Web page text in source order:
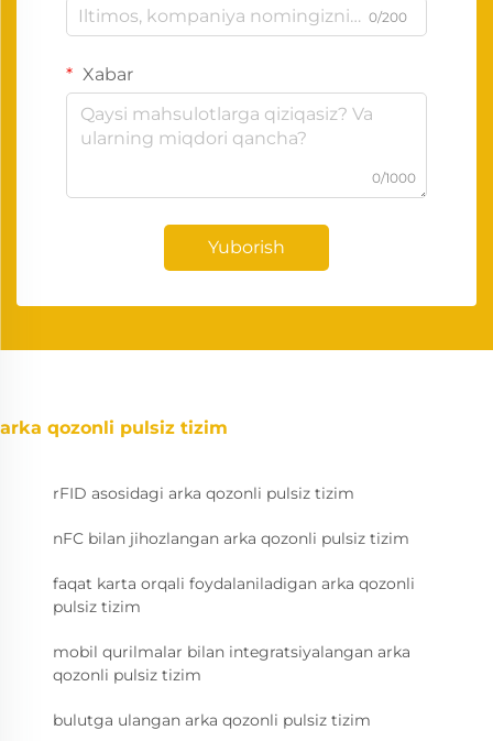
0/200
Xabar
0/1000
Yuborish
arka qozonli pulsiz tizim
rFID asosidagi arka qozonli pulsiz tizim
nFC bilan jihozlangan arka qozonli pulsiz tizim
faqat karta orqali foydalaniladigan arka qozonli
pulsiz tizim
mobil qurilmalar bilan integratsiyalangan arka
qozonli pulsiz tizim
bulutga ulangan arka qozonli pulsiz tizim